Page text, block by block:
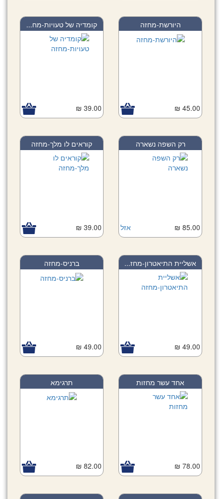
היורשת-מחזה
45.00 ₪
קומדיה של טעויות-מח...
39.00 ₪
רק השפה נשארה
אזל 85.00 ₪
קוראים לו מלך-מחזה
39.00 ₪
אשליית התיאטרון-מחז...
49.00 ₪
ברניס-מחזה
49.00 ₪
אחד עשר מחזות
78.00 ₪
תרגימא
82.00 ₪